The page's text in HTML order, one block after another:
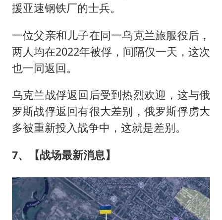
援亚速钢铁厂的士兵。
一位父亲和儿子在同一乌克兰旅服役后，
两人均在2022年被俘，间隔仅一天，这次
也一同返回。
乌克兰战俘返回后受到热烈欢迎，这与俄
罗斯战俘返回有很大差别，俄罗斯俘虏大
多被重新投入战争中，这就是差别。
7、【战场最新消息】